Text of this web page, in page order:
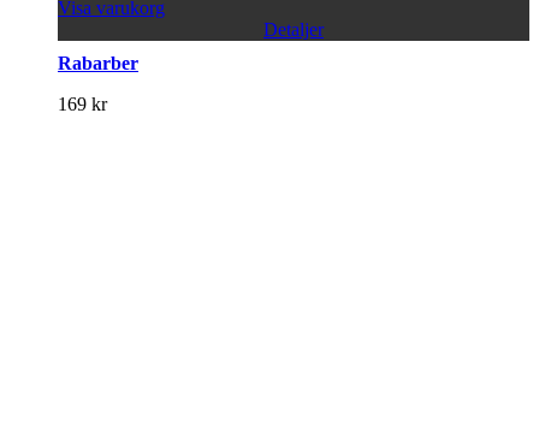
Visa varukorg
Detaljer
Rabarber
169 kr